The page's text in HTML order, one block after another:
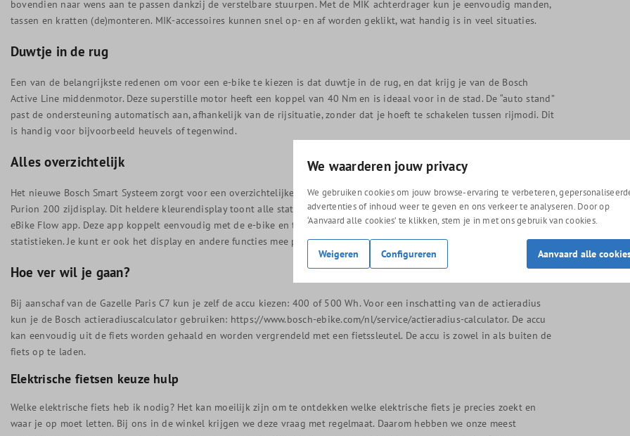
bovendien naar wens aan te passen dankzij de verstelbare stuurpen. Met de MIK achterdrager kun je eenvoudig manden,
tassen en kratten (de)monteren. MIK-accessoires kunnen snel op- en af worden geklikt, wat handig is in veel situaties.
Duwtje in de rug
Een van de belangrijkste redenen om voor een e-bike te kiezen is dat duwtje in de rug, en dat krijg je van de Bosch
Active Line middenmotor. Deze superstille motor heeft een koppel van 40 Nm en is ideaal voor in de stad. De “auto stand”
past de ondersteuning automatisch aan, afhankelijk van de rijsituatie, zonder dat je hoeft te schakelen tussen rijmodi. Dit
is handig voor bijvoorbeeld heuvels of tegenwind.
Alles overzichtelijk
Het nieuwe Bosch Smart Systeem zorgt voor een overzichtelijke rijervaring. De Gazelle Paris C7 is voorzien van het Bosch
Purion 200 zijdisplay. Dit heldere kleurendisplay toont alle statistieken duidelijk en kan worden gepersonaliseerd via de
eBike Flow app. Deze app koppelt eenvoudig met de e-bike en toont overzichtelijk gegevens, gereden routes en
statistieken. Je kunt er ook het display en andere functies mee personaliseren.
Hoe ver wil je gaan?
Bij aanschaf van de Gazelle Paris C7 kun je zelf de accu kiezen: 400 of 500 Wh. Voor een inschatting van de actieradius
kun je de Bosch actieradiuscalculator gebruiken: https://www.bosch-ebike.com/nl/service/actieradius-calculator. De accu
kan eenvoudig uit de fiets worden gehaald en worden vergrendeld met een fietssleutel. De accu is zowel in als buiten de
fiets op te laden.
Elektrische fietsen keuze hulp
Welke elektrische fiets heb ik nodig? Het kan moeilijk zijn om te ontdekken welke elektrische fiets je precies zoekt en
waar je op moet letten. Bij ons in de winkel krijgen we deze vraag met regelmaat. Daarom hebben we onze meest
We waarderen jouw privacy
We gebruiken cookies om jouw browse-ervaring te verbeteren,
advertenties of inhoud weer te geven en ons verkeer te analyseren. Door op
‘Aanvaard alle cookies’ te klikken, stem je in met ons gebruik van cookies.
Weigeren Configureren Aanvaard alle